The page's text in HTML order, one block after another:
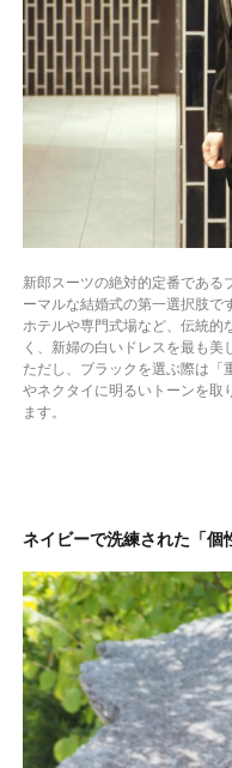
新郎スーツの絶対的定番である
ーマルな結婚式の第一選択肢で
ホテルや専門式場など、伝統的
く、新婦の白いドレスを最も美
ただし、ブラックを選ぶ際は「
やネクタイに明るいトーンを取
ます。
ネイビーで洗練された「個